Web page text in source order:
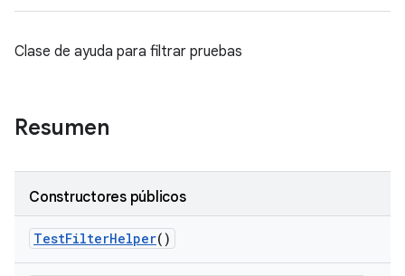
Clase de ayuda para filtrar pruebas
Resumen
Constructores públicos
TestFilterHelper()